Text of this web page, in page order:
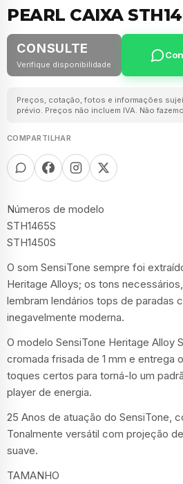
PEARL CAIXA
CONSULTE
Verifique disponibilidade
Preços, cotação, fotos e informações
prévio. Preços não incluem IVA. Não
COMPARTILHAR
Números de modelo
STH1465S
STH1450S
O som SensiTone sempre foi
Heritage Alloys; os tons
lembram lendários tops de paradas
inegavelmente moderna.
O modelo SensiTone Heritage Alloy
cromada frisada de 1 mm e entrega
toques certos para torná-lo um
player de energia.
25 Anos de atuação do SensiTone,
Tonalmente versátil com projeção
suave.
TAMANHO